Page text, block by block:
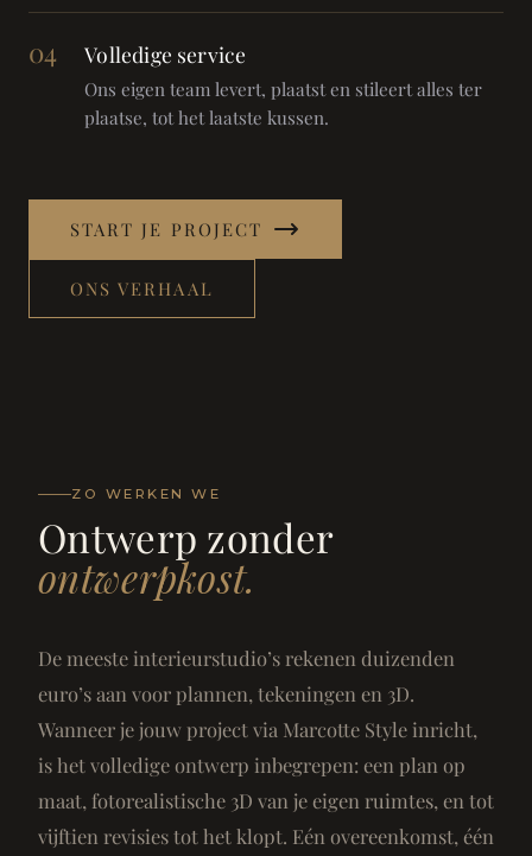
04 Volledige service
Ons eigen team levert, plaatst en stileert alles ter
plaatse, tot het laatste kussen.
START JE PROJECT
ONS VERHAAL
ZO WERKEN WE
Ontwerp zonder
ontwerpkost.
De meeste interieurstudio’s rekenen duizenden
euro’s aan voor plannen, tekeningen en 3D.
Wanneer je jouw project via Marcotte Style inricht,
is het volledige ontwerp inbegrepen: een plan op
maat, fotorealistische 3D van je eigen ruimtes, en tot
vijftien revisies tot het klopt. Eén overeenkomst, één